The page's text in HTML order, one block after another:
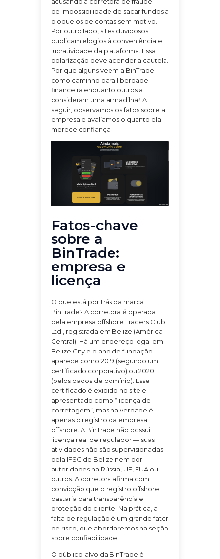
acusando a corretora de fraude —
de impossibilidade de sacar fundos a
bloqueios de contas sem motivo.
Por outro lado, sites duvidosos
publicam elogios à conveniência e
lucratividade da plataforma. Essa
polarização deve acender a cautela.
Por que alguns veem a BinTrade
como caminho para liberdade
financeira enquanto outros a
consideram uma armadilha? A
seguir, observamos os fatos sobre a
empresa e avaliamos o quanto ela
merece confiança.
Fatos-chave
sobre a
BinTrade:
empresa e
licença
O que está por trás da marca
BinTrade? A corretora é operada
pela empresa offshore Traders Club
Ltd., registrada em Belize (América
Central). Há um endereço legal em
Belize City e o ano de fundação
aparece como 2019 (segundo um
certificado corporativo) ou 2020
(pelos dados de domínio). Esse
certificado é exibido no site e
apresentado como “licença de
corretagem”, mas na verdade é
apenas o registro da empresa
offshore. A BinTrade não possui
licença real de regulador — suas
atividades não são supervisionadas
pela IFSC de Belize nem por
autoridades na Rússia, UE, EUA ou
outros. A corretora afirma com
convicção que o registro offshore
bastaria para transparência e
proteção do cliente. Na prática, a
falta de regulação é um grande fator
de risco, que abordaremos na seção
sobre confiabilidade.
O público-alvo da BinTrade é